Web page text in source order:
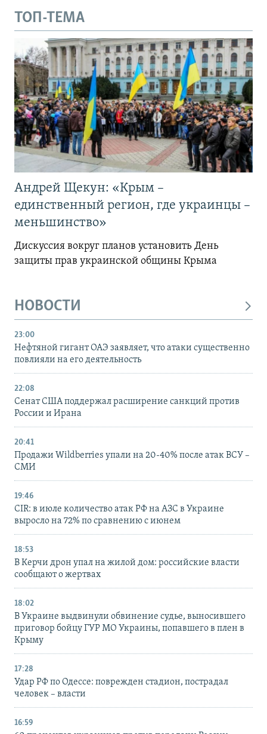
ТОП-ТЕМА
Андрей Щекун: «Крым –
единственный регион, где украинцы –
меньшинство»
Дискуссия вокруг планов установить День
защиты прав украинской общины Крыма
НОВОСТИ
23:00
Нефтяной гигант ОАЭ заявляет, что атаки существенно
повлияли на его деятельность
22:08
Сенат США поддержал расширение санкций против
России и Ирана
20:41
Продажи Wildberries упали на 20-40% после атак ВСУ –
СМИ
19:46
CIR: в июле количество атак РФ на АЗС в Украине
выросло на 72% по сравнению с июнем
18:53
В Керчи дрон упал на жилой дом: российские власти
сообщают о жертвах
18:02
В Украине выдвинули обвинение судье, выносившего
приговор бойцу ГУР МО Украины, попавшего в плен в
Крыму
17:28
Удар РФ по Одессе: поврежден стадион, пострадал
человек – власти
16:59